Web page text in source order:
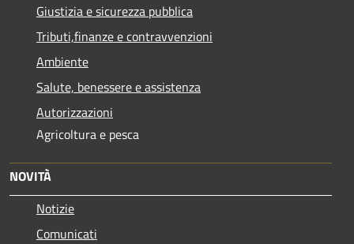
Giustizia e sicurezza pubblica
Tributi,finanze e contravvenzioni
Ambiente
Salute, benessere e assistenza
Autorizzazioni
Agricoltura e pesca
NOVITÀ
Notizie
Comunicati